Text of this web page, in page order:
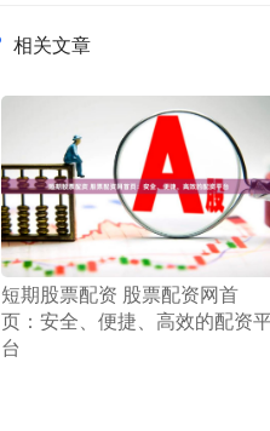
相关文章
​短期股票配资 股票配资网首
页：安全、便捷、高效的配资
台